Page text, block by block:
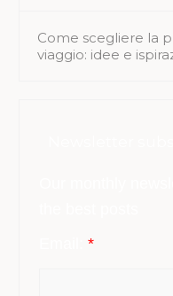
Come scegliere la
viaggio: idee e
*